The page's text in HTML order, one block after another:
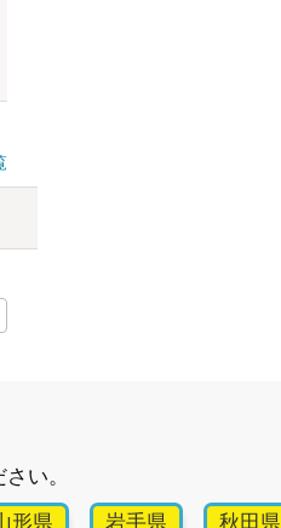
い。
形県
岩手県 秋田県